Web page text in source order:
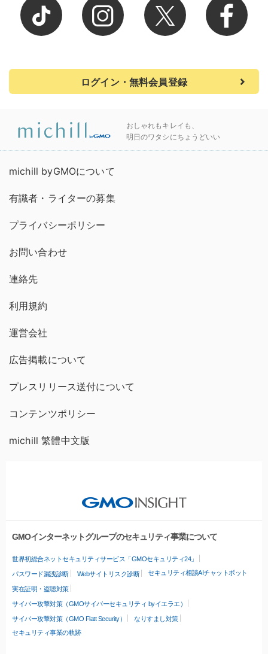
ログイン・無料会員登録
おしゃれもキレイも、
明日のワタシにちょうどいい
michill byGMOについて
有識者・ライターの募集
プライバシーポリシー
お問い合わせ
連絡先
利用規約
運営会社
広告掲載について
プレスリリース送付について
コンテンツポリシー
michill 繁體中文版
GMOインターネットグループのセキュリティ事業について
世界初総合ネットセキュリティサービス「GMOセキュリティ24」
パスワード漏洩診断 Webサイトリスク診断 セキュリティ相談AIチャットボット
実在証明・盗聴対策
サイバー攻撃対策（GMOサイバーセキュリティ byイエラエ）
サイバー攻撃対策（GMO Flatt Security）
なりすまし対策
セキュリティ事業の軌跡